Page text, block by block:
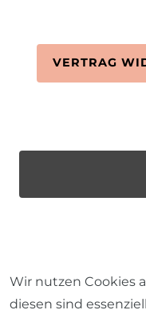
VERTRAG
Wir nutzen Cookies
diesen sind